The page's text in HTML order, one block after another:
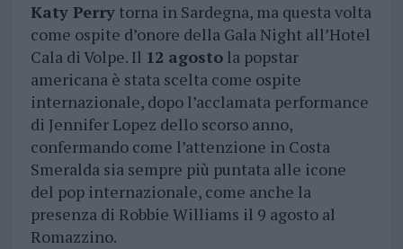
Katy Perrytorna in Sardegna, ma questa volta
come ospite d’onore della Gala Night all’Hotel
Cala di Volpe. Il 12 agostola popstar
americana è stata scelta come ospite
internazionale, dopo l’acclamata performance
di Jennifer Lopez dello scorso anno,
confermando come l’attenzione in Costa
Smeralda sia sempre più puntata alle icone
del pop internazionale, come anche la
presenza di Robbie Williams il 9 agosto al
Romazzino.